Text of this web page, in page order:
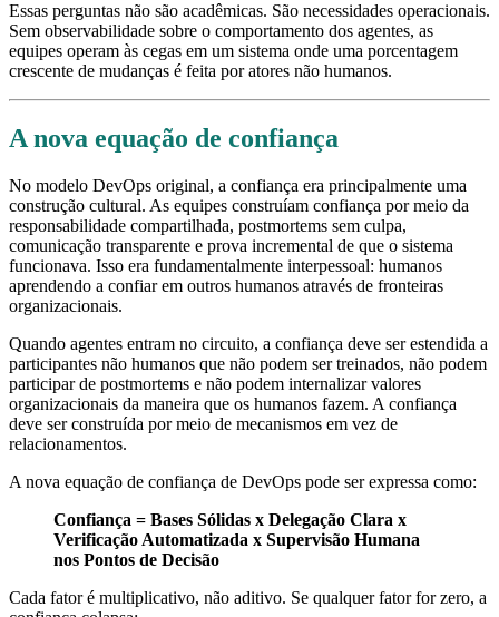
Essas perguntas não são acadêmicas. São necessidades operacionais.
Sem observabilidade sobre o comportamento dos agentes, as
equipes operam às cegas em um sistema onde uma porcentagem
crescente de mudanças é feita por atores não humanos.
A nova equação de confiança
No modelo DevOps original, a confiança era principalmente uma
construção cultural. As equipes construíam confiança por meio da
responsabilidade compartilhada, postmortems sem culpa,
comunicação transparente e prova incremental de que o sistema
funcionava. Isso era fundamentalmente interpessoal: humanos
aprendendo a confiar em outros humanos através de fronteiras
organizacionais.
Quando agentes entram no circuito, a confiança deve ser estendida a
participantes não humanos que não podem ser treinados, não podem
participar de postmortems e não podem internalizar valores
organizacionais da maneira que os humanos fazem. A confiança
deve ser construída por meio de mecanismos em vez de
relacionamentos.
A nova equação de confiança de DevOps pode ser expressa como:
Confiança = Bases Sólidas x Delegação Clara x
Verificação Automatizada x Supervisão Humana
nos Pontos de Decisão
Cada fator é multiplicativo, não aditivo. Se qualquer fator for zero, a